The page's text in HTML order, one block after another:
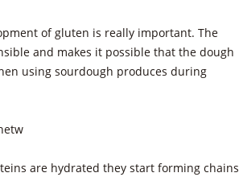
of gluten is really important. The
and makes it possible that the dough
using sourdough produces during
are hydrated they start forming chains